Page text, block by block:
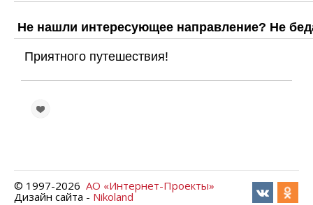
Не нашли интересующее направление? Не
Приятного путешествия!
© 1997-2026 АО «Интернет-Проекты»
Дизайн сайта - Nikoland